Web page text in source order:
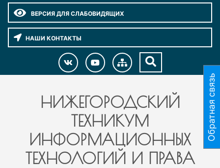
ВЕРСИЯ ДЛЯ СЛАБОВИДЯЩИХ
НАШИ КОНТАКТЫ
НИЖЕГОРОДСКИЙ
ТЕХНИКУМ
ИНФОРМАЦИОННЫХ
ТЕХНОЛОГИЙ И ПРАВА
Обратная связь